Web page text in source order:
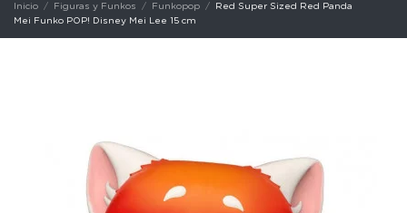
Inicio Figuras y Funkos Funkopop
Red Super Sized Red Panda
Mei Funko POP! Disney Mei Lee 15 cm